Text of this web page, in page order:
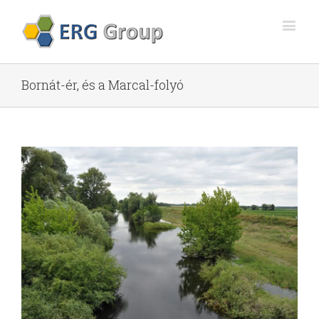
Bornát-ér, és a Marcal-folyó